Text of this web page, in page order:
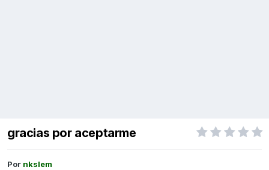
gracias por aceptarme
Por nkslem